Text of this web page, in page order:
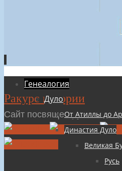
Ракурс истории
Сайт посвящен русской
Перейти
к
содержимому
Генеалогия
Дуло
От Атиллы до
Династия Дуло
Великая
Русь